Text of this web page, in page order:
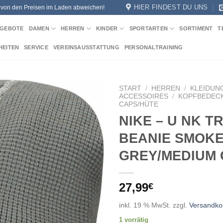
den Preisen im Laden abweichen! HIER FINDEST DU UNS
DAMEN HERREN KINDER SPORTARTEN SORTIMENT
SERVICE VEREINSAUSSTATTUNG PERSONALTRAINING
Add to
wishlist
START / HERREN /
ACCESSOIRES /
CAPS/HÜTE
NIKE – U NK
BEANIE
GREY/MEDIUM
27,99€
inkl. 19 % MwSt. zzgl.
1 vorrätig